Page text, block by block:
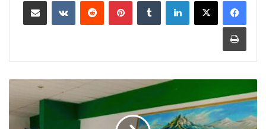
طباعة